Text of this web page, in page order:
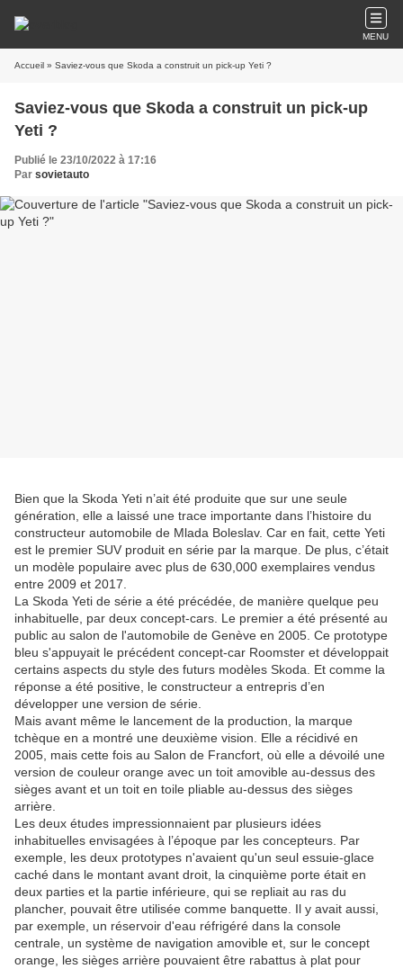
MENU
Accueil » Saviez-vous que Skoda a construit un pick-up Yeti ?
Saviez-vous que Skoda a construit un pick-up
Yeti ?
Publié le 23/10/2022 à 17:16
Par sovietauto
Bien que la Skoda Yeti n’ait été produite que sur une seule
génération, elle a laissé une trace importante dans l’histoire du
constructeur automobile de Mlada Boleslav. Car en fait, cette Yeti
est le premier SUV produit en série par la marque. De plus, c’était
un modèle populaire avec plus de 630,000 exemplaires vendus
entre 2009 et 2017.
La Skoda Yeti de série a été précédée, de manière quelque peu
inhabituelle, par deux concept-cars. Le premier a été présenté au
public au salon de l'automobile de Genève en 2005. Ce prototype
bleu s'appuyait le précédent concept-car Roomster et développait
certains aspects du style des futurs modèles Skoda. Et comme la
réponse a été positive, le constructeur a entrepris d’en
développer une version de série.
Mais avant même le lancement de la production, la marque
tchèque en a montré une deuxième vision. Elle a récidivé en
2005, mais cette fois au Salon de Francfort, où elle a dévoilé une
version de couleur orange avec un toit amovible au-dessus des
sièges avant et un toit en toile pliable au-dessus des sièges
arrière.
Les deux études impressionnaient par plusieurs idées
inhabituelles envisagées à l’époque par les concepteurs. Par
exemple, les deux prototypes n'avaient qu'un seul essuie-glace
caché dans le montant avant droit, la cinquième porte était en
deux parties et la partie inférieure, qui se repliait au ras du
plancher, pouvait être utilisée comme banquette. Il y avait aussi,
par exemple, un réservoir d'eau réfrigéré dans la console
centrale, un système de navigation amovible et, sur le concept
orange, les sièges arrière pouvaient être rabattus à plat pour